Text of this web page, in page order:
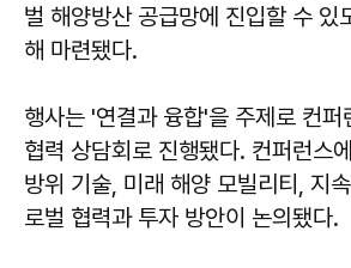
벌 해양방산 공급망에 진입할 수 있
해 마련됐다.
행사는 '연결과 융합'을 주제로 컨퍼
협력 상담회로 진행됐다. 컨퍼런스
방위 기술, 미래 해양 모빌리티, 지
로벌 협력과 투자 방안이 논의됐다.